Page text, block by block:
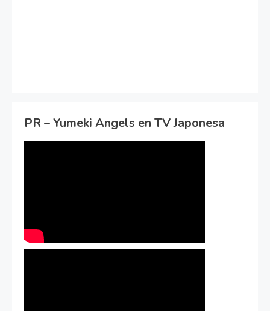
PR – Yumeki Angels en TV Japonesa